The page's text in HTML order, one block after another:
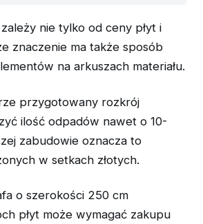
nie tylko od ceny płyt i
znaczenie ma także sposób
na arkuszach materiału.
przygotowany rozkrój
ilość odpadów nawet o 10-
zabudowie oznacza to
w setkach złotych.
o szerokości 250 cm
płyt może wymagać zakupu